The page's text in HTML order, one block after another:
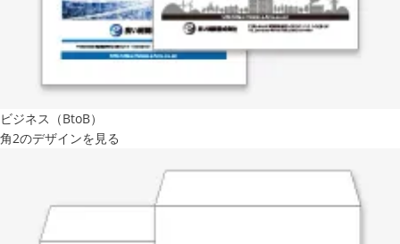
ビジネス（BtoB）
角2のデザインを見る